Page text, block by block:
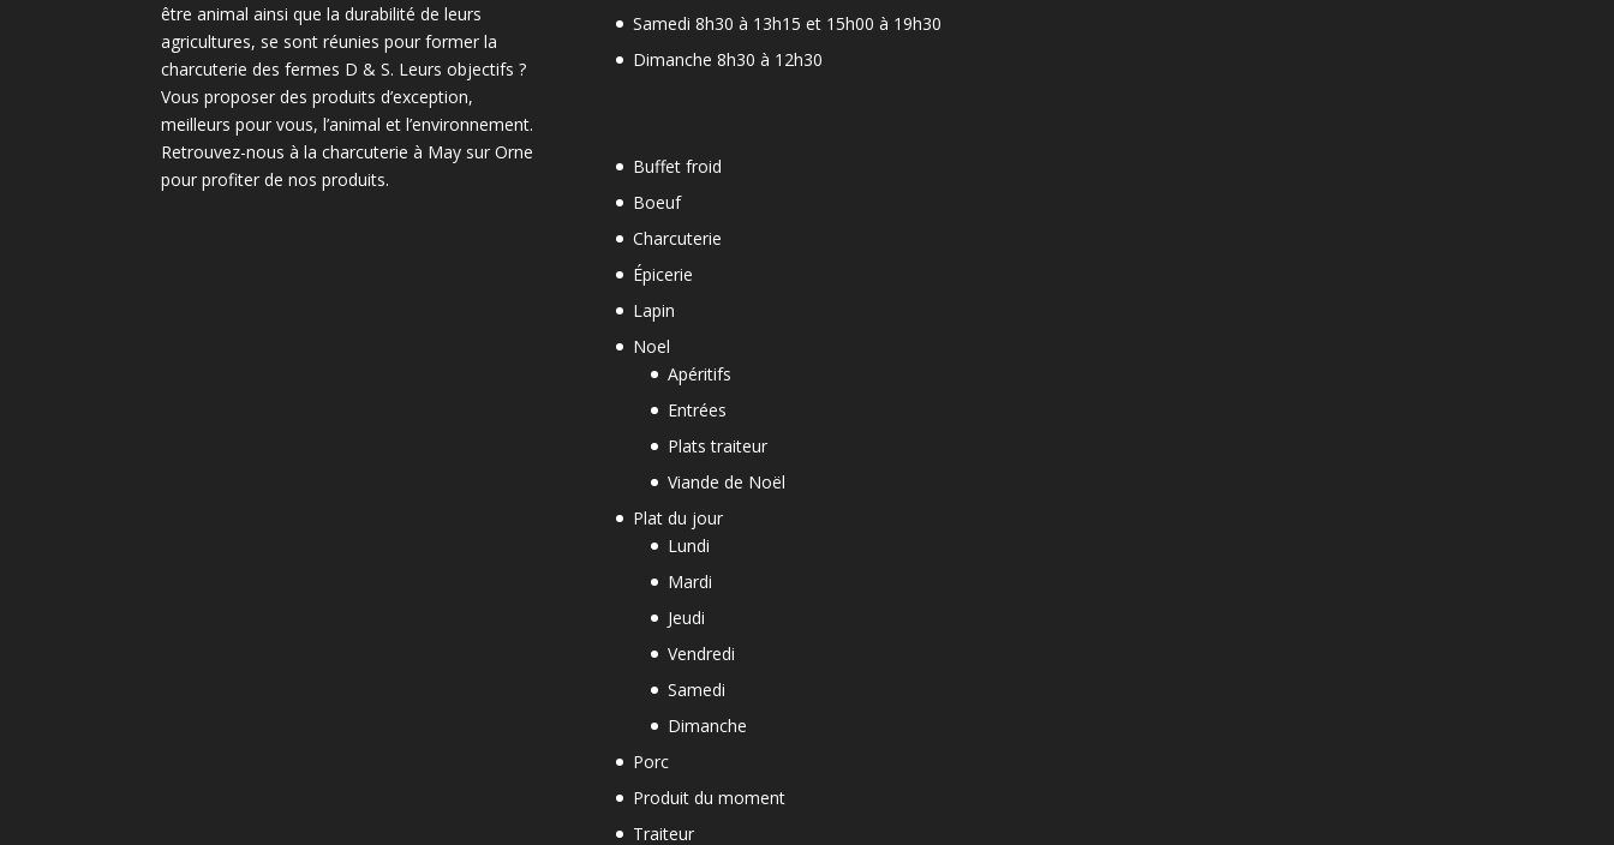
être animal ainsi que la durabilité de leurs
agricultures, se sont réunies pour former la
charcuterie des fermes D & S. Leurs objectifs ?
Vous proposer des produits d’exception,
meilleurs pour vous, l’animal et l’environnement.
Retrouvez-nous à la charcuterie à May sur Orne
pour profiter de nos produits.
Samedi 8h30 à 13h15 et 15h00 à 19h30
Dimanche 8h30 à 12h30
Buffet froid
Boeuf
Charcuterie
Épicerie
Lapin
Noel
Apéritifs
Entrées
Plats traiteur
Viande de Noël
Plat du jour
Lundi
Mardi
Jeudi
Vendredi
Samedi
Dimanche
Porc
Produit du moment
Traiteur